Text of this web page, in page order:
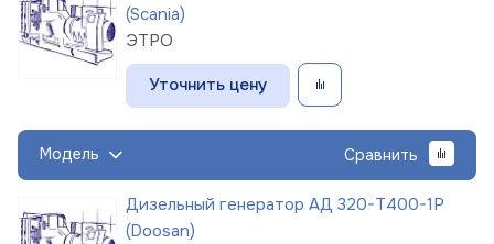
(Scania)
ЭТРО
Уточнить цену
Модель Сравнить
Дизельный генератор АД 320-Т400-1Р
(Doosan)